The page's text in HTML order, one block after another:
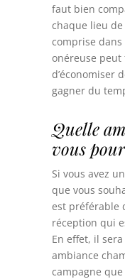
faut bien
chaque lieu
comprise
onéreuse
d’économiser
gagner du
Quelle
vous
Si vous avez
que vous
est préférable
réception qui
En effet, il
ambiance
campagne